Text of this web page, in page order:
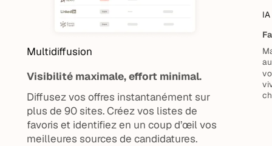
Multidiffusion
Visibilité maximale, effort minimal.
Diffusez vos offres instantanément sur
plus de 90 sites. Créez vos listes de
favoris et identifiez en un coup d’œil vos
meilleures sources de candidatures.